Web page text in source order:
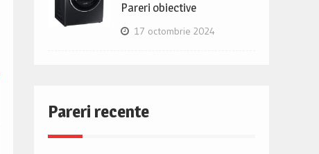
Pareri obiective
17 octombrie 2024
Pareri recente